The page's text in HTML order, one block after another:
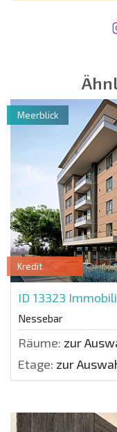
Kredit
ID 13323
Nessebar
Räume: zur
Etage: zur
Meerblick